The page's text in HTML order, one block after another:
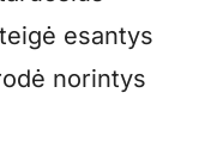
esantys
norintys